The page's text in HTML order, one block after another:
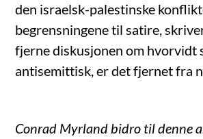
den israelsk-palestinske
begrensningene til satire,
fjerne diskusjonen om hvorvidt
antisemittisk, er det fjernet fra
Conrad Myrland bidro til denne